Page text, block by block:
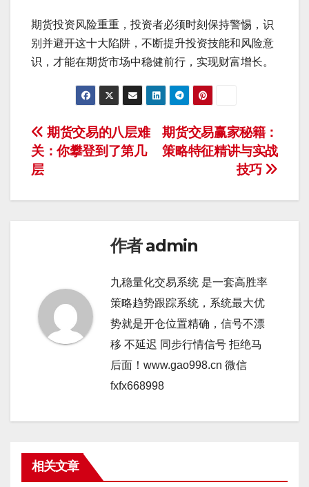
期货投资风险重重，投资者必须时刻保持警惕，识
别并避开这十大陷阱，不断提升投资技能和风险意
识，才能在期货市场中稳健前行，实现财富增长。
文
章
导
期货交易赢家秘籍：
策略特征精讲与实战
技巧
期货交易的八层难
关：你攀登到了第几
层
作者admin
九稳量化交易系统 是一套高胜率
策略趋势跟踪系统，系统最大优
势就是开仓位置精确，信号不漂
移 不延迟 同步行情信号 拒绝马
后面！www.gao998.cn 微信
fxfx668998
相关文章